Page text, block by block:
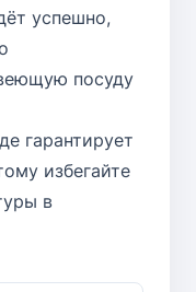
успешно,
посуду
гарантирует
избегайте
в